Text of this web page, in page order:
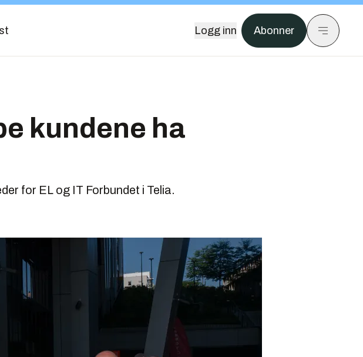
Logg inn Abonner
kundene ha
for EL og IT Forbundet i Telia.